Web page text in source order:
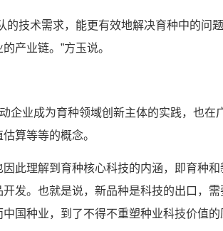
的技术需求，能更有效地解决育种中的
产业链。”方玉说。
企业成为育种领域创新主体的实践，也
算等等的概念。
此理解到育种核心科技的内涵，即育种
发。也就是说，新品种是科技的出口，
国种业，到了不得不重塑种业科技价值的